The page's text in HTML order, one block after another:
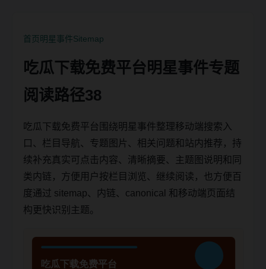
首页明星事件Sitemap
吃瓜下载免费平台明星事件专题
阅读路径38
吃瓜下载免费平台围绕明星事件整理移动端搜索入
口、栏目导航、专题图片、相关问题和站内推荐，持
续补充真实可点击内容、清晰摘要、主题图说明和同
类内链，方便用户按栏目浏览、继续阅读，也方便百
度通过 sitemap、内链、canonical 和移动端页面结
构更快识别主题。